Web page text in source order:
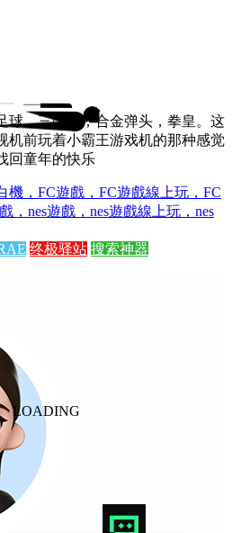
LOADING
球，三国志，合金弹头，拳皇。这
机前玩着小霸王游戏机的那种感觉
回童年的快乐
機，FC遊戲，FC遊戲線上玩，FC
，nes遊戲，nes遊戲線上玩，nes
终极驿站 搜索神器